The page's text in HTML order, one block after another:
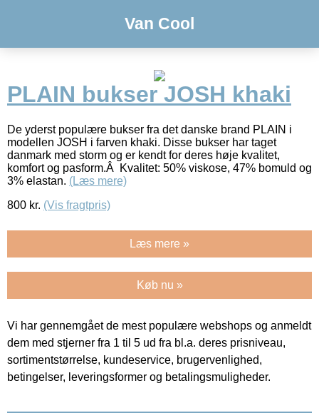
Van Cool
PLAIN bukser JOSH khaki
De yderst populære bukser fra det danske brand PLAIN i
modellen JOSH i farven khaki. Disse bukser har taget
danmark med storm og er kendt for deres høje kvalitet,
komfort og pasform.Â Kvalitet: 50% viskose, 47% bomuld og
3% elastan. (Læs mere)
800 kr. (Vis fragtpris)
Læs mere »
Køb nu »
Vi har gennemgået de mest populære webshops og anmeldt
dem med stjerner fra 1 til 5 ud fra bl.a. deres prisniveau,
sortimentstørrelse, kundeservice, brugervenlighed,
betingelser, leveringsformer og betalingsmuligheder.